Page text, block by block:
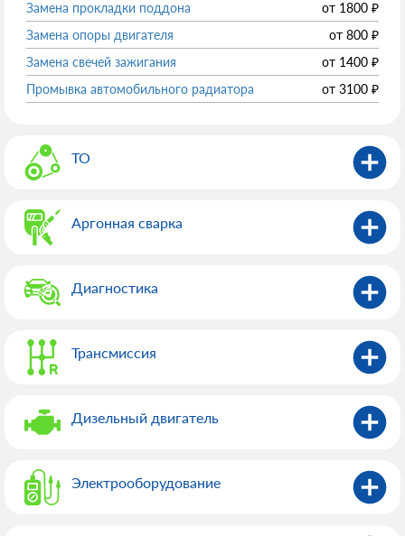
Замена прокладки поддона от 1800 ₽
Замена опоры двигателя
от 800 ₽
Замена свечей зажигания
от 1400 ₽
Промывка автомобильного радиатора
от 3100 ₽
ТО
Аргонная сварка
Диагностика
Трансмиссия
Дизельный двигатель
Электрооборудованиe